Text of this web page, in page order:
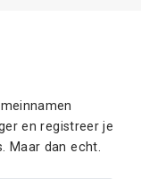
en registreer je
Maar dan echt.